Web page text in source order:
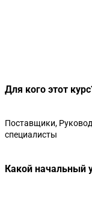
Для кого этот
Поставщики,
специалисты
Какой начальный